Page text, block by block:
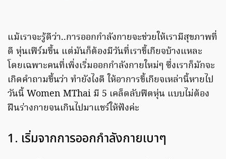
แม้เราจะรู้ดีว่า..การออกกำลังกายจะช่วยให้เรามีสุขภาพที่
ดี หุ่นเฟิร์มขึ้น แต่มันก็ต้องมีวันที่เราขี้เกียจบ้างแหละ
โดยเฉพาะคนที่เพิ่งเริ่มออกกำลังกายใหม่ๆ ซึ่งเราก็มักจะ
เกิดคำถามขึ้นว่า ทำยังไงดี ให้อาการขี้เกียจเหล่านี้หายไป
วันนี้ Women MThai มี 5 เคล็ดลับฟิตหุ่น แบบไม่ต้อง
ฝืนร่างกายจนเกินไปมาแชร์ให้ฟังค่ะ
1. เริ่มจากการออกกำลังกายเบาๆ